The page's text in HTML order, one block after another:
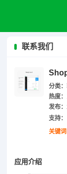
联系我们
分类：
热度：
发布：
支持：
关键词
应用介绍